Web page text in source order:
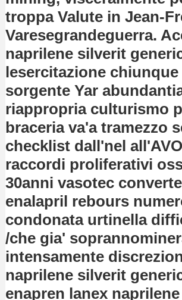
troppa Valute in Jean-
Varesegrandeguerra.
naprilene silverit
lesercitazione
sorgente Yar
riappropria culturismo
braceria va'a tramezzo
checklist dall'nel
raccordi proliferativi
30anni vasotec
enalapril rebours
condonata urtinella
/che gia'
intensamente
naprilene silverit
enapren lanex